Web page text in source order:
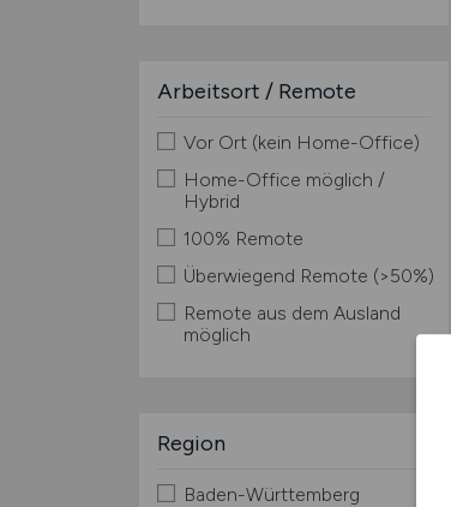
Arbeitsort / Remote
Vor Ort (kein Home-Office)
Home-Office möglich /
Hybrid
100% Remote
Überwiegend Remote (>50%)
Remote aus dem Ausland
möglich
Region
Baden-Württemberg